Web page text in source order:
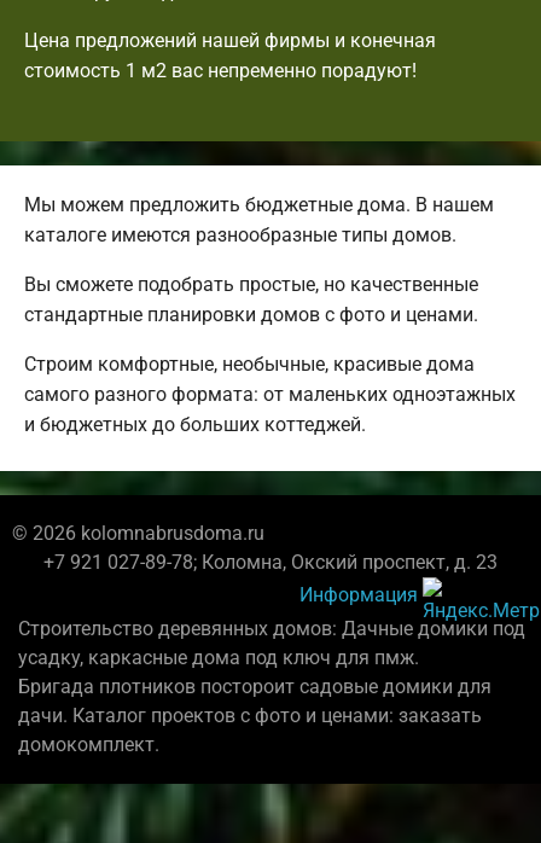
Цена предложений нашей фирмы и конечная
стоимость 1 м2 вас непременно порадуют!
Мы можем предложить бюджетные дома. В нашем
каталоге имеются разнообразные типы домов.
Вы сможете подобрать простые, но качественные
стандартные планировки домов с фото и ценами.
Строим комфортные, необычные, красивые дома
самого разного формата: от маленьких одноэтажных
и бюджетных до больших коттеджей.
© 2026 kolomnabrusdoma.ru
+7 921 027-89-78; Коломна, Окский проспект, д. 23
Информация
Строительство деревянных домов: Дачные домики под
усадку, каркасные дома под ключ для пмж.
Бригада плотников постороит садовые домики для
дачи. Каталог проектов с фото и ценами: заказать
домокомплект.